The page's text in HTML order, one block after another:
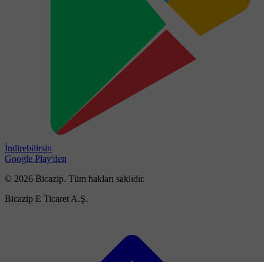
İndirebilirsin
Google Play'den
© 2026 Bicazip. Tüm hakları saklıdır.
Bicazip E Ticaret A.Ş.